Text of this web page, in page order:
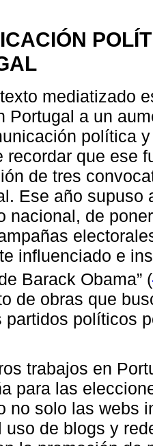
mediatizado
Portugal a un
política
recordar que ese
de tres
Ese año supuso
nacional, de
influenciado e
Barack Obama” (
de obras que
partidos políticos
trabajos en
para las
no solo las webs
uso de blogs y